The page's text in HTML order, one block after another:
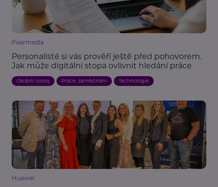
Pearmedia
Personalisté si vás prověří ještě před pohovorem.
Jak může digitální stopa ovlivnit hledání práce
Osobní rozvoj Práce, zaměstnání Technologie
Huawei